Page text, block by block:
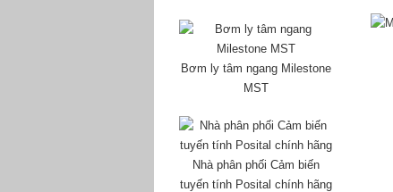
Bơm ly tâm ngang Milestone
MST
Nhà phân phối Cảm biến
tuyến tính Posital chính hãng